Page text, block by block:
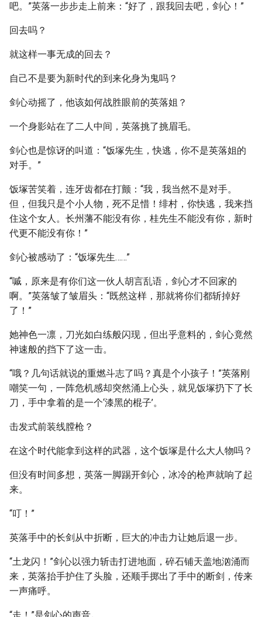
吧。”英落一步步走上前来：“好了，跟我回去吧，剑心！”
回去吗？
就这样一事无成的回去？
自己不是要为新时代的到来化身为鬼吗？
剑心动摇了，他该如何战胜眼前的英落姐？
一个身影站在了二人中间，英落挑了挑眉毛。
剑心也是惊讶的叫道：“饭塚先生，快逃，你不是英落姐的
对手。”
饭塚苦笑着，连牙齿都在打颤：“我，我当然不是对手。
但，但我只是个小人物，死不足惜！绯村，你快逃，我来挡
住这个女人。长州藩不能没有你，桂先生不能没有你，新时
代更不能没有你！”
剑心被感动了：“饭塚先生……”
“嘁，原来是有你们这一伙人胡言乱语，剑心才不回家的
啊。”英落皱了皱眉头：“既然这样，那就将你们都斩掉好
了！”
她神色一凛，刀光如白练般闪现，但出乎意料的，剑心竟然
神速般的挡下了这一击。
“哦？几句话就说的重燃斗志了吗？真是个小孩子！”英落刚
嘲笑一句，一阵危机感却突然涌上心头，就见饭塚扔下了长
刀，手中拿着的是一个‘漆黑的棍子’。
击发式前装线膛枪？
在这个时代能拿到这样的武器，这个饭塚是什么大人物吗？
但没有时间多想，英落一脚踢开剑心，冰冷的枪声就响了起
来。
“叮！”
英落手中的长剑从中折断，巨大的冲击力让她后退一步。
“土龙闪！”剑心以强力斩击打进地面，碎石铺天盖地汹涌而
来，英落抬手护住了头脸，还顺手掷出了手中的断剑，传来
一声痛呼。